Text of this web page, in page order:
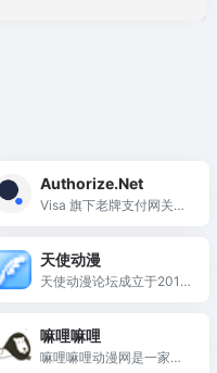
Authorize.Net
Visa 旗下老牌支付网关，
款，是美国中小企业支付
网关的标杆。
天使动漫
天使动漫论坛成立于2010
嘛哩嘛哩
嘛哩嘛哩动漫网是一家让